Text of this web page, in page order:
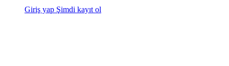
Giriş yap Şimdi kayıt ol